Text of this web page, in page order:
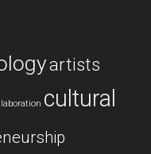
artists
cultural